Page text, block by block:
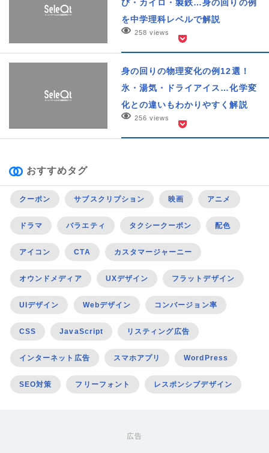
び・カイロ・製鉄…身の回りの例
を中学理科レベルで解説
258 views
身の回りの物理変化の例12選！
氷・湯気・ドライアイス…化学変
化との違いもわかりやすく解説
256 views
おすすめタグ
クーポン サブスクリプション 映画 アニメ
ドラマ バラエティ タクシークーポン 配色
アイコン CTA カスタマージャーニー
オウンドメディア UXデザイン フラットデザイン
UIデザイン Webデザイン コンバージョン率
CSS JavaScript リスティング広告
インターネット広告 スマホアプリ WordPress
SEO対策 フリーフォント レスポンシブデザイン
広告